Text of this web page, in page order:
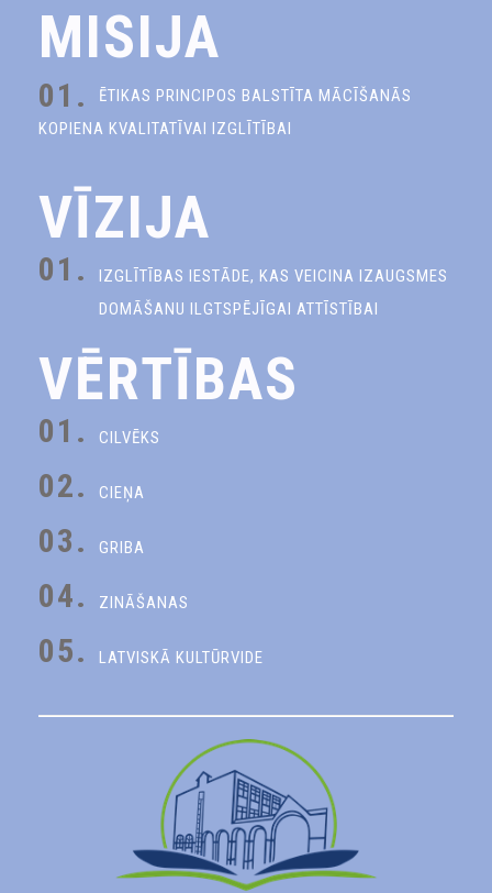
MISIJA
01.
ĒTIKAS PRINCIPOS BALSTĪTA MĀCĪŠANĀS
KOPIENA KVALITATĪVAI IZGLĪTĪBAI
VĪZIJA
01.
IZGLĪTĪBAS IESTĀDE, KAS VEICINA IZAUGSMES
DOMĀŠANU ILGTSPĒJĪGAI ATTĪSTĪBAI
VĒRTĪBAS
01. CILVĒKS
02. CIEŅA
03. GRIBA
04. ZINĀŠANAS
05. LATVISKĀ KULTŪRVIDE